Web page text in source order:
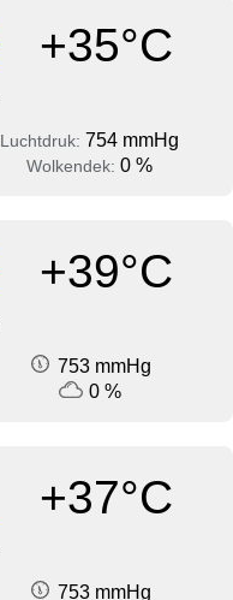
+35°C
Luchtdruk: 754 mmHg
Wolkendek: 0 %
+39°C
753 mmHg
0 %
+37°C
753 mmHg